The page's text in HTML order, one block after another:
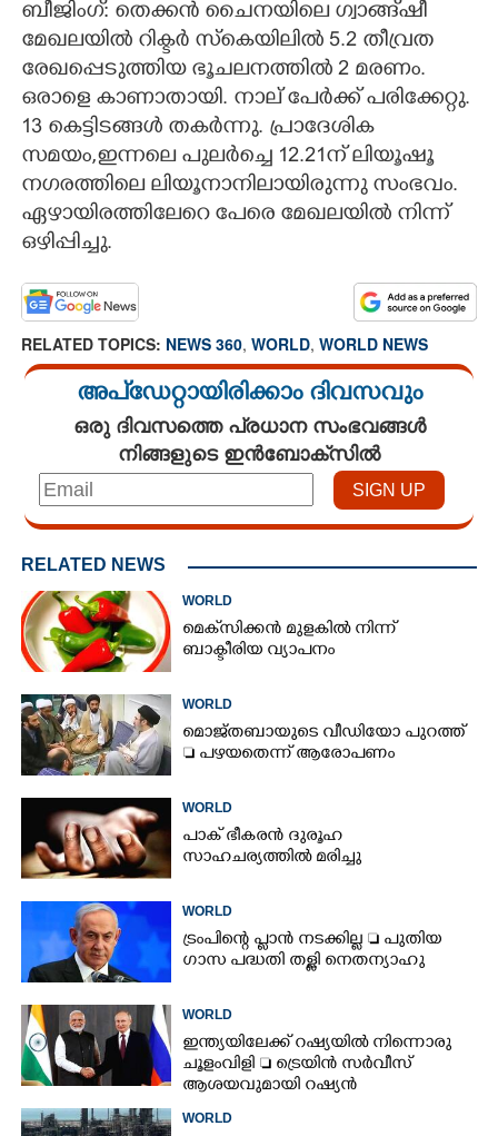
CARTOONS
LITERATURE
ZOOM
CONTACT US
ബീജിംഗ്: തെക്കൻ ചൈനയിലെ ഗ്വാങ്ങ്‌ഷീ
മേഖലയിൽ റിക്ടർ സ്കെയിലിൽ 5.2 തീവ്രത
രേഖപ്പെടുത്തിയ ഭൂചലനത്തിൽ 2 മരണം.
ഒരാളെ കാണാതായി. നാല് പേർക്ക് പരിക്കേറ്റു.
13 കെട്ടിടങ്ങൾ തകർന്നു. പ്രാദേശിക
സമയം,ഇന്നലെ പുലർച്ചെ 12.21ന് ലിയൂഷൂ
നഗരത്തിലെ ലിയൂനാനിലായിരുന്നു സംഭവം.
ഏഴായിരത്തിലേറെ പേരെ മേഖലയിൽ നിന്ന്
ഒഴിപ്പിച്ചു.
RELATED TOPICS: NEWS 360, WORLD, WORLD NEWS
അപ്ഡേറ്റായിരിക്കാം ദിവസവും
ഒരു ദിവസത്തെ പ്രധാന സംഭവങ്ങൾ
നിങ്ങളുടെ ഇൻബോക്സിൽ
RELATED NEWS
WORLD
മെ‌ക്‌സിക്കൻ മുളകിൽ നിന്ന്
ബാക്ടീരിയ വ്യാപനം
WORLD
മൊജ്തബായുടെ വീഡിയോ പുറത്ത്
 പഴയതെന്ന് ആരോപണം
WORLD
പാക് ഭീകരൻ ദുരൂഹ
സാഹചര്യത്തിൽ മരിച്ചു
WORLD
ട്രംപിന്റെ പ്ലാൻ നടക്കില്ല  പുതിയ
ഗാസ പദ്ധതി തള്ളി നെതന്യാഹു
WORLD
ഇന്ത്യയിലേക്ക് റഷ്യയിൽ നിന്നൊരു
ചൂളംവിളി  ട്രെയിൻ സർവീസ്
ആശയവുമായി റഷ്യൻ
ഉപപ്രധാനമന്ത്രി
WORLD